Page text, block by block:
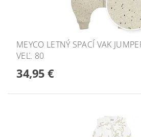
MEYCO LETNÝ SPACÍ VAK
VEĽ. 80
34,95 €